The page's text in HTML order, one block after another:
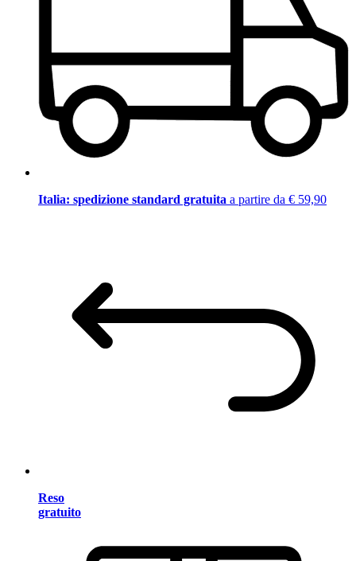
Italia: spedizione standard gratuita a partire da € 59,90
Reso
gratuito